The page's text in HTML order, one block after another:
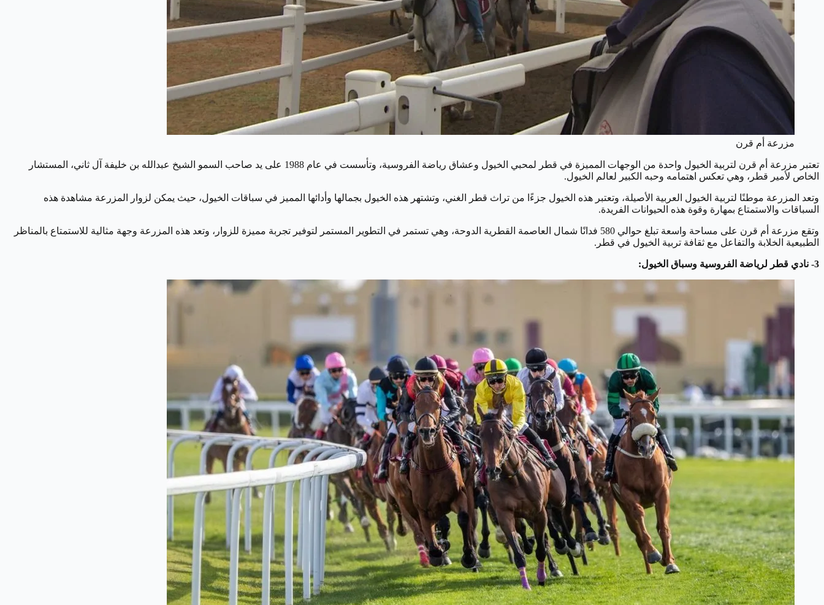
مزرعة أم قرن
تعتبر مزرعة أم قرن لتربية الخيول واحدة من الوجهات المميزة في قطر لمحبي الخيول وعشاق رياضة الفروسية، وتأسست في عام 1988 على يد صاحب السمو الشيخ عبدالله بن خليفة آل ثاني، المستشار
الخاص لأمير قطر، وهي تعكس اهتمامه وحبه الكبير لعالم الخيول.
وتعد المزرعة موطنًا لتربية الخيول العربية الأصيلة، وتعتبر هذه الخيول جزءًا من تراث قطر الغني، وتشتهر هذه الخيول بجمالها وأدائها المميز في سباقات الخيول، حيث يمكن لزوار المزرعة مشاهدة هذه
السباقات والاستمتاع بمهارة وقوة هذه الحيوانات الفريدة.
وتقع مزرعة أم قرن على مساحة واسعة تبلغ حوالي 580 فدانًا شمال العاصمة القطرية الدوحة، وهي تستمر في التطوير المستمر لتوفير تجربة مميزة للزوار، وتعد هذه المزرعة وجهة مثالية للاستمتاع بالمناظر
الطبيعية الخلابة والتفاعل مع ثقافة تربية الخيول في قطر.
3- نادي قطر لرياضة الفروسية وسباق الخيول: